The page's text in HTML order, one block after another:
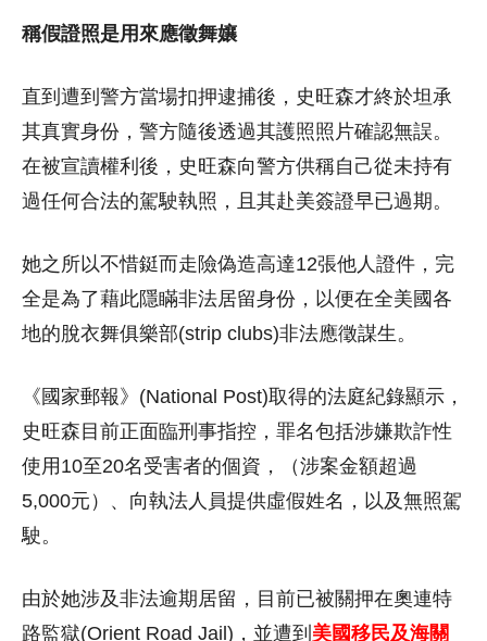
稱假證照是用來應徵舞孃
直到遭到警方當場扣押逮捕後，史旺森才終於坦承
其真實身份，警方隨後透過其護照照片確認無誤。
在被宣讀權利後，史旺森向警方供稱自己從未持有
過任何合法的駕駛執照，且其赴美簽證早已過期。
她之所以不惜鋌而走險偽造高達12張他人證件，完
全是為了藉此隱瞞非法居留身份，以便在全美國各
地的脫衣舞俱樂部(strip clubs)非法應徵謀生。
《國家郵報》(National Post)取得的法庭紀錄顯示，
史旺森目前正面臨刑事指控，罪名包括涉嫌欺詐性
使用10至20名受害者的個資，（涉案金額超過
5,000元）、向執法人員提供虛假姓名，以及無照駕
駛。
由於她涉及非法逾期居留，目前已被關押在奧連特
路監獄(Orient Road Jail)，並遭到 美國移民及海關